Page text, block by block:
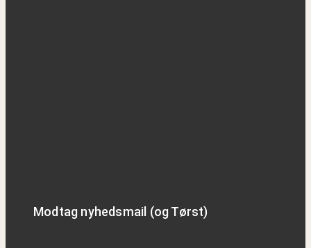
Modtag nyhedsmail (og Tørst)